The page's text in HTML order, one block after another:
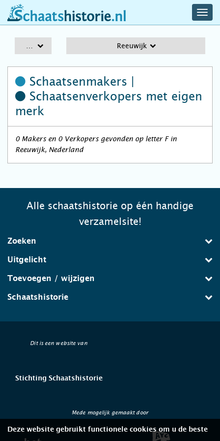
schaatshistorie.nl
Reeuwijk
Schaatsenmakers |
Schaatsenverkopers met eigen
merk
0 Makers en 0 Verkopers gevonden op letter F in
Reeuwijk, Nederland
Alle schaatshistorie op één handige
verzamelsite!
Zoeken
Uitgelicht
Toevoegen / wijzigen
Schaatshistorie
Dit is een website van
Stichting Schaatshistorie
Mede mogelijk gemaakt door
Deze website gebruikt functionele cookies om u de beste